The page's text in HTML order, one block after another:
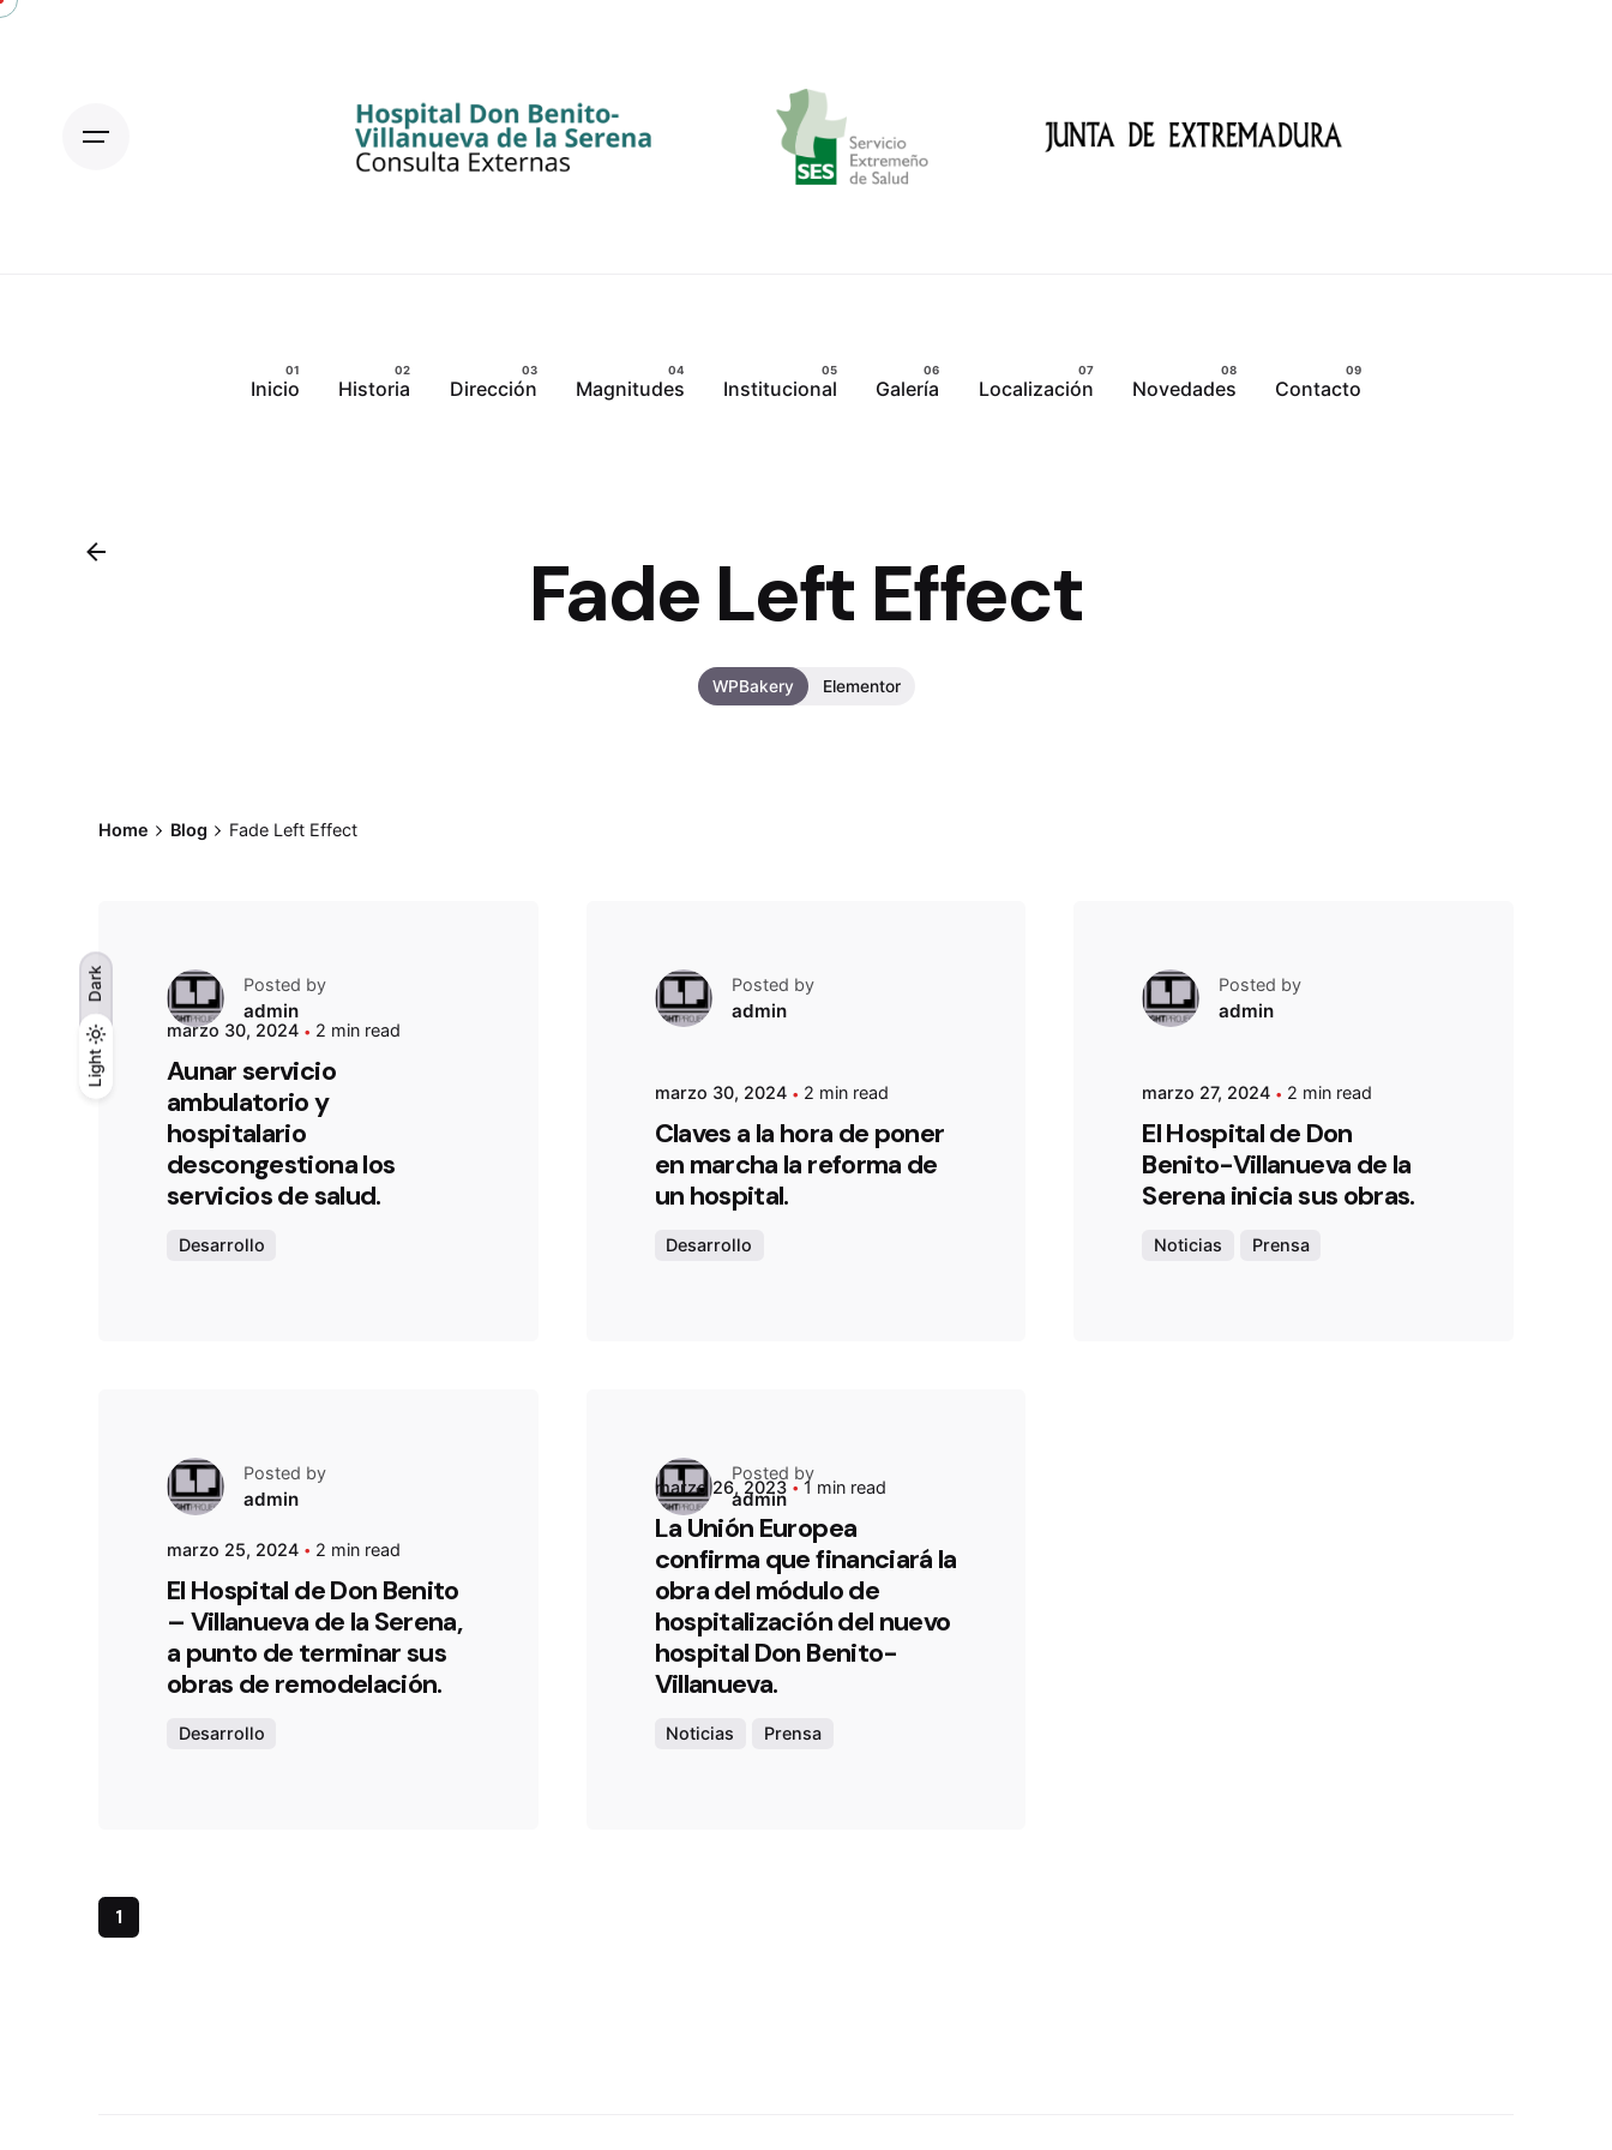
Light
Dark
Light
Dark
Skip
Inicio Historia Dirección Magnitudes Institucional Galería Localización Novedades Contacto
Fade Left Effect
WPBakery Elementor
Home Blog Fade Left Effect
Posted by
admin
marzo 30, 2024 2 min read
Aunar servicio
ambulatorio y
hospitalario
descongestiona los
servicios de salud.
Desarrollo
Posted by
admin
marzo 30, 2024 2 min read
Claves a la hora de poner
en marcha la reforma de
un hospital.
Desarrollo
Posted by
admin
marzo 27, 2024 2 min read
El Hospital de Don
Benito-Villanueva de la
Serena inicia sus obras.
Noticias Prensa
Posted by
admin
marzo 25, 2024 2 min read
El Hospital de Don Benito
– Villanueva de la Serena,
a punto de terminar sus
obras de remodelación.
Desarrollo
Posted by
admin
marzo 26, 2023 1 min read
La Unión Europea
confirma que financiará la
obra del módulo de
hospitalización del nuevo
hospital Don Benito-
Villanueva.
Noticias Prensa
1